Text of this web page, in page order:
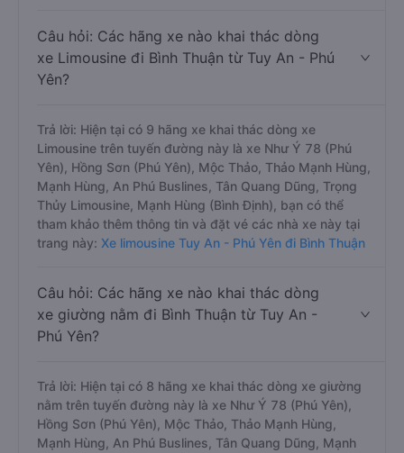
Câu hỏi: Các hãng xe nào khai thác dòng
xe Limousine đi Bình Thuận từ Tuy An - Phú
Yên?
Trả lời: Hiện tại có 9 hãng xe khai thác dòng xe
Limousine trên tuyến đường này là xe Như Ý 78 (Phú
Yên), Hồng Sơn (Phú Yên), Mộc Thảo, Thảo Mạnh Hùng,
Mạnh Hùng, An Phú Buslines, Tân Quang Dũng, Trọng
Thủy Limousine, Mạnh Hùng (Bình Định), bạn có thể
tham khảo thêm thông tin và đặt vé các nhà xe này tại
trang này: Xe limousine Tuy An - Phú Yên đi Bình Thuận
Câu hỏi: Các hãng xe nào khai thác dòng
xe giường nằm đi Bình Thuận từ Tuy An -
Phú Yên?
Trả lời: Hiện tại có 8 hãng xe khai thác dòng xe giường
nằm trên tuyến đường này là xe Như Ý 78 (Phú Yên),
Hồng Sơn (Phú Yên), Mộc Thảo, Thảo Mạnh Hùng,
Mạnh Hùng, An Phú Buslines, Tân Quang Dũng, Mạnh